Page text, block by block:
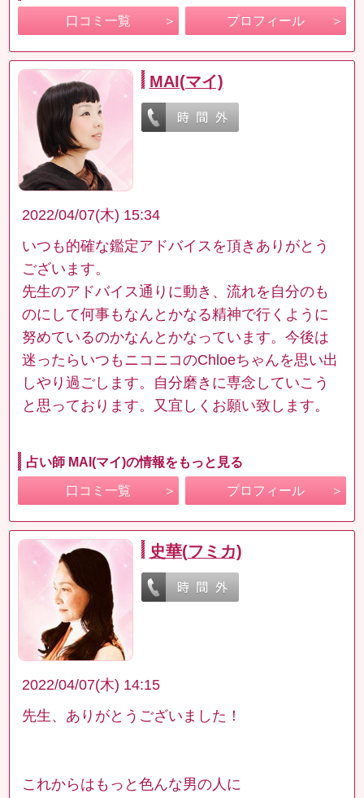
口コミ一覧 プロフィール
MAI(マイ)
2022/04/07(木) 15:34
いつも的確な鑑定アドバイスを頂きありがとう
ございます。
先生のアドバイス通りに動き、流れを自分のも
のにして何事もなんとかなる精神で行くように
努めているのかなんとかなっています。今後は
迷ったらいつもニコニコのChloeちゃんを思い出
しやり過ごします。自分磨きに専念していこう
と思っております。又宜しくお願い致します。
占い師 MAI(マイ)の情報をもっと見る
口コミ一覧 プロフィール
史華(フミカ)
2022/04/07(木) 14:15
先生、ありがとうございました！
これからはもっと色んな男の人に